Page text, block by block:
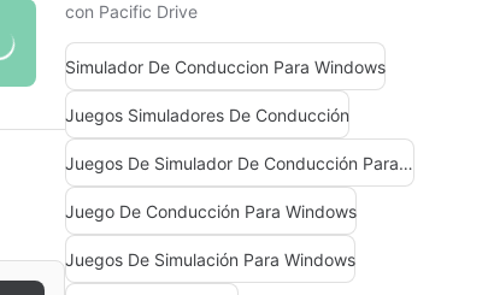
con Pacific Drive
Simulador De Conduccion Para Windows
Juegos Simuladores De Conducción
Juegos De Simulador De Conducción Para Windows
Juego De Conducción Para Windows
Juegos De Simulación Para Windows